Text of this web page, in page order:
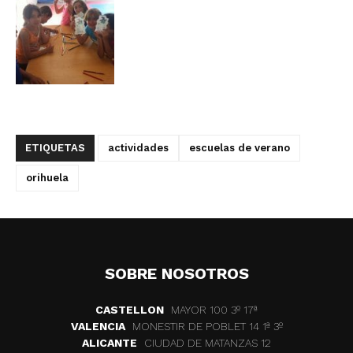
ETIQUETAS actividades escuelas de verano
orihuela
SOBRE NOSOTROS
CASTELLON
MAYOR 100 3º 17ª
VALENCIA
MONESTIR DE POBLET 14 1ª 3º
ALICANTE
CIUDAD DE MATANZAS 12